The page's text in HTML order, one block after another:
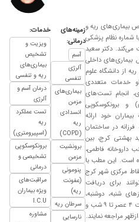
همگی تندرست و
نیاز ب متخصص ریه قطعا
ولی چند جلسه که پیش
شدم والان آقای دکتر
واقعا ازشون ممنون هستم
۱۴۰۴/۰۱/۰۴
کشیدم یک هفته ست دارو
خیلی کم شده راضی هستم
۱۴۰۴/۰۳/۱۲
۱۴۰۴/۰۸/۳۰
۱۴۰۴/۰۸/۳۰
معرفی کردم ۱۴۰۴/۰۸/۱۲
۱۴۰۴/۰۴/۱۰
و ازدرمان راضی بودم ۱۴۰۵/۰۴/۰۶
بیماری‌های ریه و
نظام پزشکی
می‌کند. دکتر سعید
بیماری‌های داخلی
از دانشگاه علوم
خدمات متعددی
انجام تست‌های
و برونکوسکوپی
خود ارائه
در ساختمان
بهشتی کرج، بین
داروخانه فاطمی،
۵ واقع شده است. این مطب با
مرکزی شهر کرج
برای دریافت
شنبه، دوشنبه،
سه‌شنبه و چهارشنبه از ساعت ۴ عصر تا ۹ شب و
زمینه‌های
درمانی:
آسم
آلرژی
تنفسی
بیماری‌های
مزمن
انسدادی
ریه
(COPD)
برونشیت
مزمن
پنومونی
(عفونت
ریه)
سرطان ریه
نارسایی
خدمات:
ویزیت و
تشخیص
بیماری‌های
ریه و تنفسی
درمان آسم و
آلرژی
تست عملکرد
ریه
(اسپیرومتری)
برونکوسکوپی
تشخیصی و
درمانی
مراقبت‌های
ویژه بیماران
I.C.U
مشاوره